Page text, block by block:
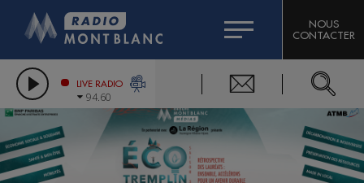
LES CHRONIQUES DE L'EXPERT
CITIZEN MACHINERY
GRAND MASSIF DOMAINES SKIABLES
BIGARD
COMPAGNIE DU MONT-BLANC
NOUS
CONTACTER
LIVE RADIO
94.60